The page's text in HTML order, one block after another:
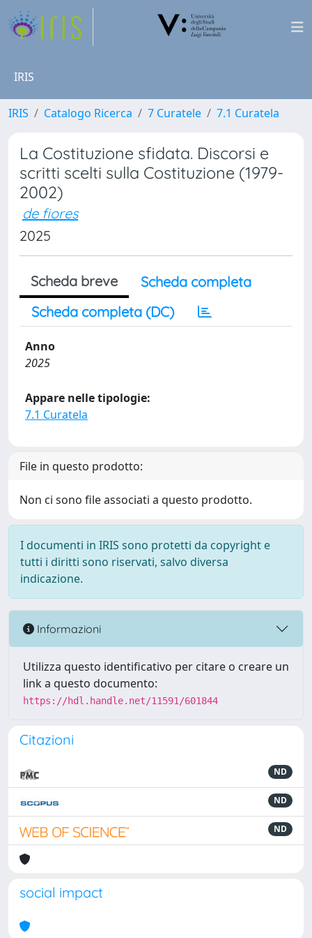
IRIS
IRIS Catalogo Ricerca 7 Curatele 7.1 Curatela
La Costituzione sfidata. Discorsi e
scritti scelti sulla Costituzione (1979-
2002)
de fiores
2025
Scheda breve
Scheda completa
Scheda completa (DC)
Anno
2025
Appare nelle tipologie:
7.1 Curatela
File in questo prodotto:
Non ci sono file associati a questo prodotto.
I documenti in IRIS sono protetti da copyright e
tutti i diritti sono riservati, salvo diversa
indicazione.
Informazioni
Utilizza questo identificativo per citare o creare un
link a questo documento:
https://hdl.handle.net/11591/601844
Citazioni
ND
ND
ND
social impact